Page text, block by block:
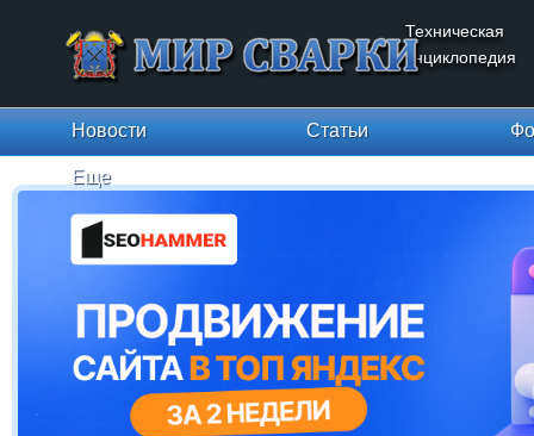
Техническая
энциклопедия
Новости Статьи
Еще